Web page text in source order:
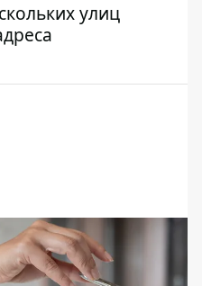
улиц